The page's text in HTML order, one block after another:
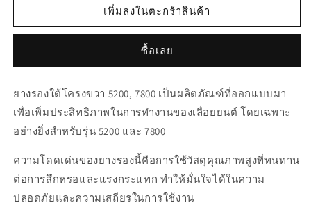
00648
รอง
โครง
ขวา
7800
สำหรับ
00648
รอง
โครง
ขวา
7800
เพิ่มลงในตะกร้าสินค้า
ซื้อเลย
ยางรองใต้โครงขวา 5200, 7800 เป็นผลิตภัณฑ์ที่ออกแบบมา
เพื่อเพิ่มประสิทธิภาพในการทำงานของเลื่อยยนต์ โดยเฉพาะ
อย่างยิ่งสำหรับรุ่น 5200 และ 7800
ความโดดเด่นของยางรองนี้คือการใช้วัสดุคุณภาพสูงที่ทนทาน
ต่อการสึกหรอและแรงกระแทก ทำให้มั่นใจได้ในความ
ปลอดภัยและความเสถียรในการใช้งาน